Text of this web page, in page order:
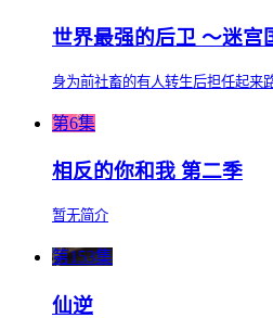
世界最强的后卫 ～迷宫
身为前社畜的有人转生后担任起来路
第6集
相反的你和我 第二季
暂无简介
第153集
仙逆